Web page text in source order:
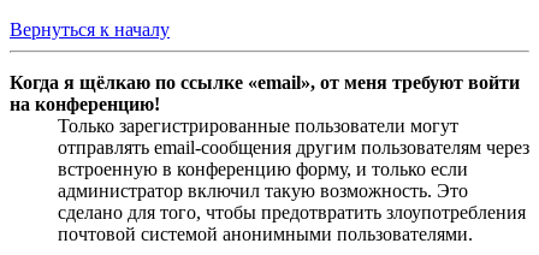
Вернуться к началу
Когда я щёлкаю по ссылке «email», от меня требуют войти
на конференцию!
Только зарегистрированные пользователи могут
отправлять email-сообщения другим пользователям через
встроенную в конференцию форму, и только если
администратор включил такую возможность. Это
сделано для того, чтобы предотвратить злоупотребления
почтовой системой анонимными пользователями.